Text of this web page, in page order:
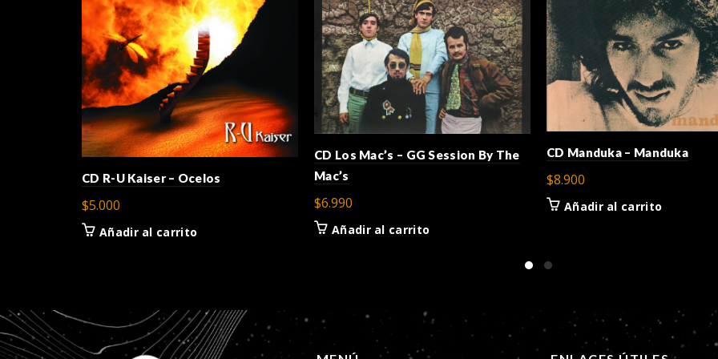
CD R-U Kaiser – Ocelos
$5.000
Añadir al carrito
CD Los Mac’s – GG Session By The
Mac’s
$6.990
Añadir al carrito
CD Manduka – Manduka
$8.900
Añadir al carrito